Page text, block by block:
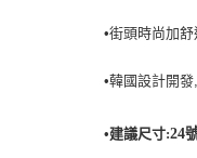
•街頭時尚加
•韓國設計開
•建議尺寸:24